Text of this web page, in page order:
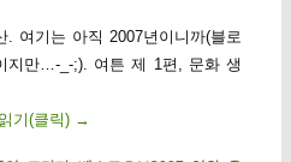
여기는 아직 2007년이니까(블로
지만…-_-;). 여튼 제 1편, 문화 생
기(클릭) →